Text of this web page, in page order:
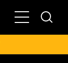
Главное